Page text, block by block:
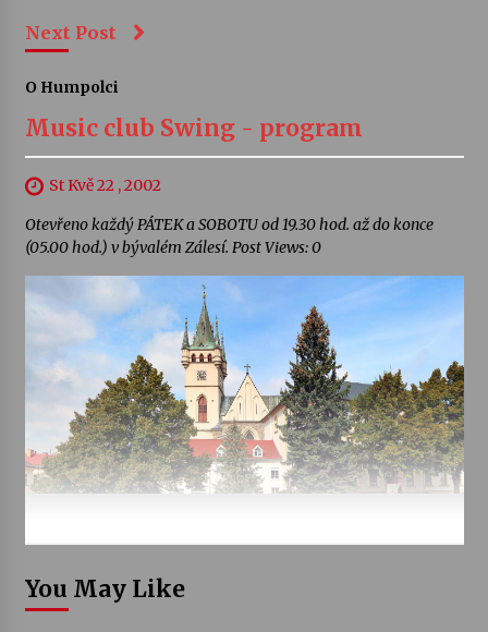
Next Post
O Humpolci
Music club Swing - program
St Kvě 22 , 2002
Otevřeno každý PÁTEK a SOBOTU od 19.30 hod. až do konce
(05.00 hod.) v bývalém Zálesí. Post Views: 0
You May Like